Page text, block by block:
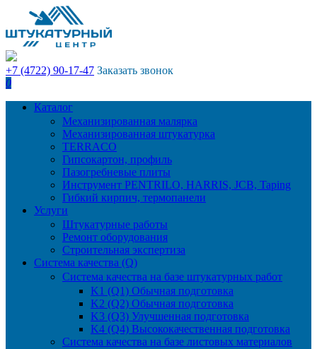
+7 (4722) 90-17-47 Заказать звонок
0
Каталог
Механизированная малярка
Механизированная штукатурка
TERRACO
Гипсокартон, профиль
Пазогребневые плиты
Инструмент PENTRILO, HARRIS, JCB, Taping
Гибкий кирпич, термопанели
Услуги
Штукатурные работы
Ремонт оборудования
Строительная экспертиза
Система качества (Q)
Система качества на базе штукатурных работ
K1 (Q1) Обычная подготовка
K2 (Q2) Обычная подготовка
K3 (Q3) Улучшенная подготовка
K4 (Q4) Высококачественная подготовка
Система качества на базе листовых материалов